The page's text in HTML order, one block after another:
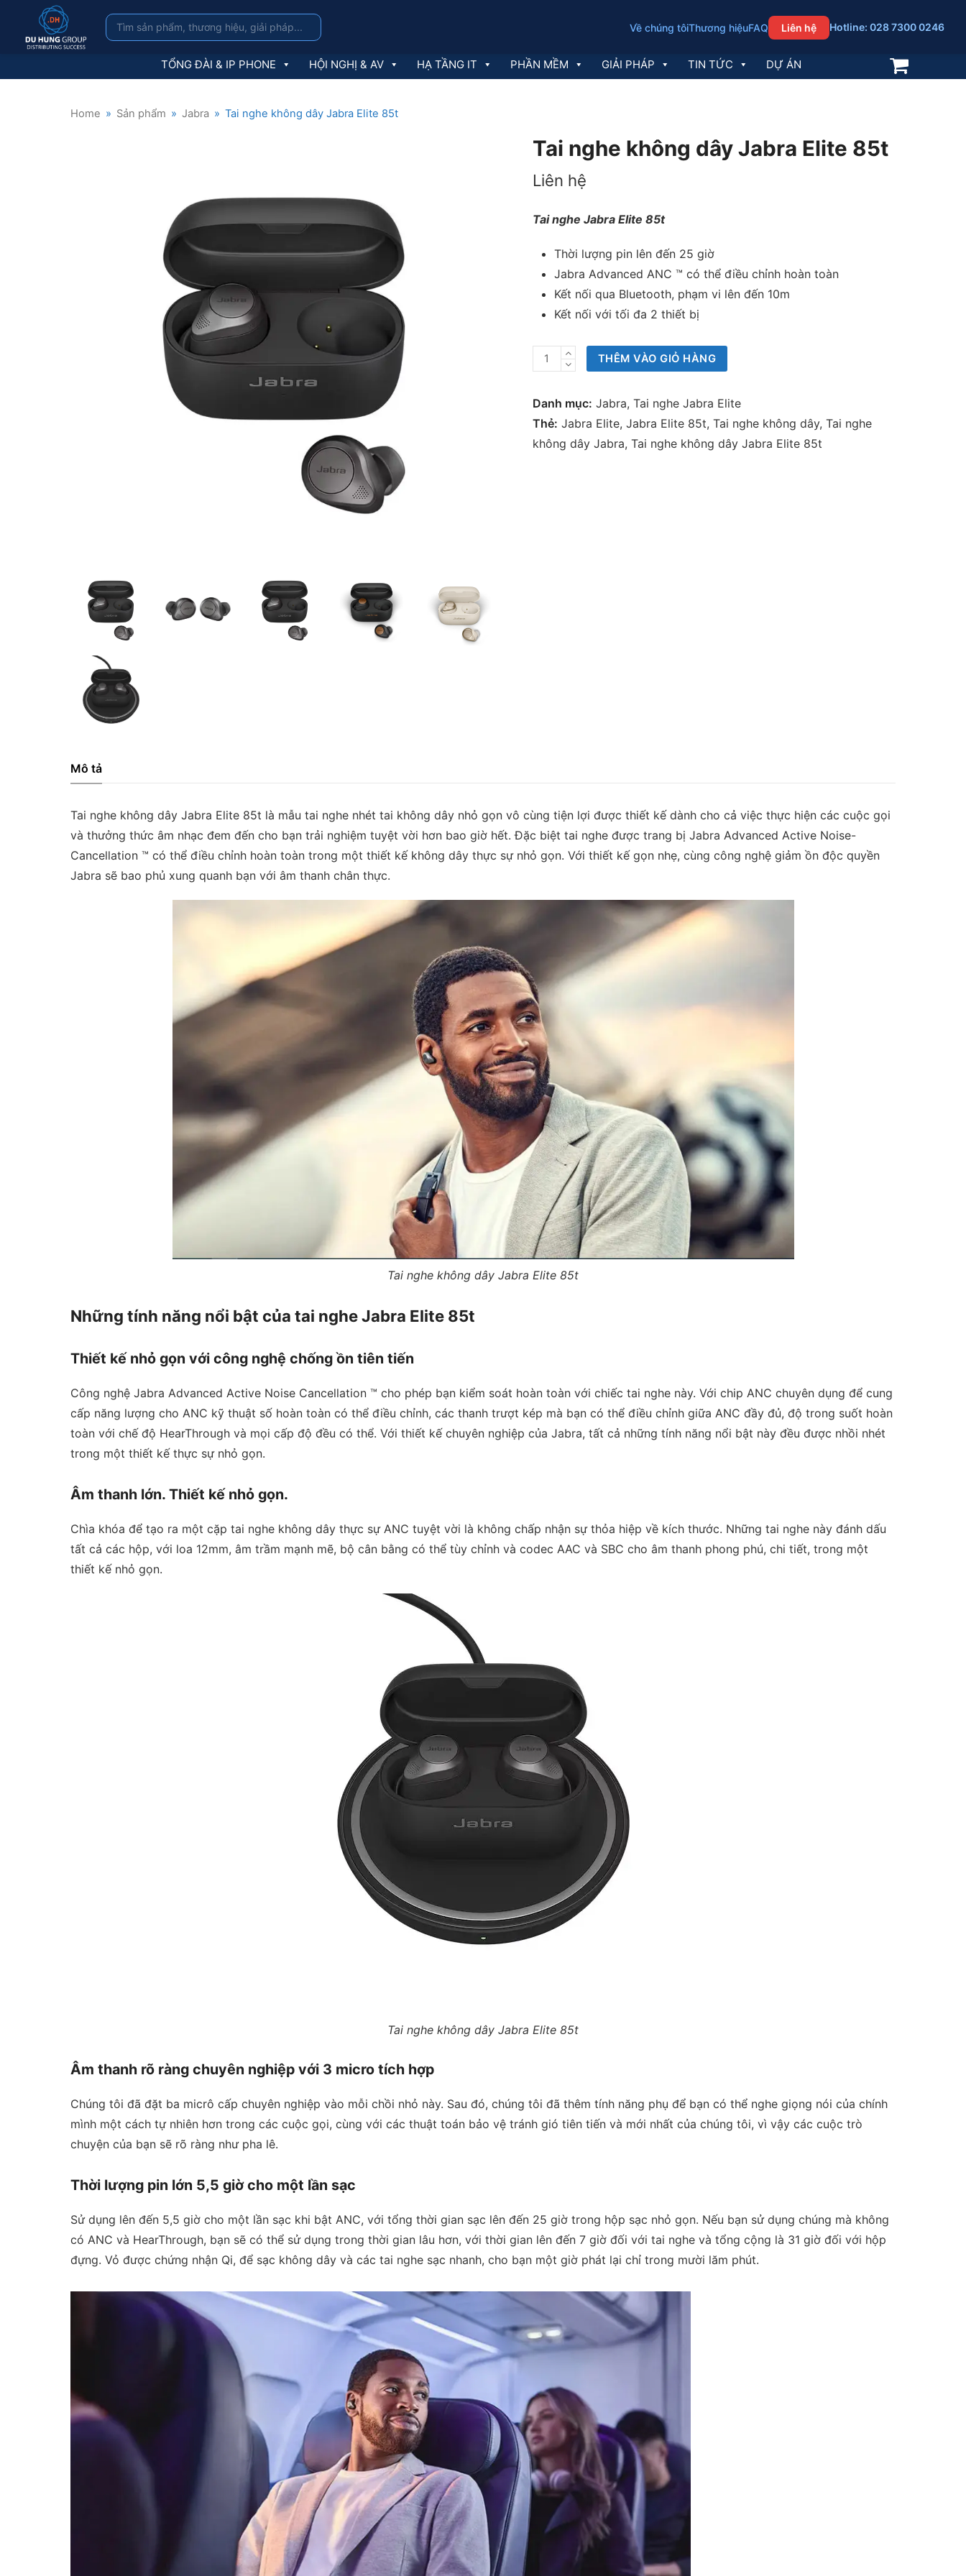
Về chúng tôiThương hiệuFAQ Liên hệ Hotline: 028 7300 0246
TỔNG ĐÀI & IP PHONE HỘI NGHỊ & AV HẠ TẦNG IT PHẦN MỀM GIẢI PHÁP TIN TỨC DỰ ÁN
Home » Sản phẩm » Jabra » Tai nghe không dây Jabra Elite 85t
Tai nghe không dây Jabra Elite 85t
Liên hệ
Tai nghe Jabra Elite 85t
Thời lượng pin lên đến 25 giờ
Jabra Advanced ANC ™ có thể điều chỉnh hoàn toàn
Kết nối qua Bluetooth, phạm vi lên đến 10m
Kết nối với tối đa 2 thiết bị
Tai
nghe
không
dây
Jabra
THÊM VÀO GIỎ HÀNG
Danh mục: Jabra, Tai nghe Jabra Elite
Thẻ: Jabra Elite, Jabra Elite 85t, Tai nghe không dây, Tai nghe
không dây Jabra, Tai nghe không dây Jabra Elite 85t
Mô tả
Tai nghe không dây Jabra Elite 85t là mẫu tai nghe nhét tai không dây nhỏ gọn vô cùng tiện lợi được thiết kế dành cho cả việc thực hiện các cuộc gọi
và thưởng thức âm nhạc đem đến cho bạn trải nghiệm tuyệt vời hơn bao giờ hết. Đặc biệt tai nghe được trang bị Jabra Advanced Active Noise-
Cancellation ™ có thể điều chỉnh hoàn toàn trong một thiết kế không dây thực sự nhỏ gọn. Với thiết kế gọn nhẹ, cùng công nghệ giảm ồn độc quyền
Jabra sẽ bao phủ xung quanh bạn với âm thanh chân thực.
Tai nghe không dây Jabra Elite 85t
Những tính năng nổi bật của tai nghe Jabra Elite 85t
Thiết kế nhỏ gọn với công nghệ chống ồn tiên tiến
Công nghệ Jabra Advanced Active Noise Cancellation ™ cho phép bạn kiểm soát hoàn toàn với chiếc tai nghe này. Với chip ANC chuyên dụng để cung
cấp năng lượng cho ANC kỹ thuật số hoàn toàn có thể điều chỉnh, các thanh trượt kép mà bạn có thể điều chỉnh giữa ANC đầy đủ, độ trong suốt hoàn
toàn với chế độ HearThrough và mọi cấp độ đều có thể. Với thiết kế chuyên nghiệp của Jabra, tất cả những tính năng nổi bật này đều được nhồi nhét
trong một thiết kế thực sự nhỏ gọn.
Âm thanh lớn. Thiết kế nhỏ gọn.
Chìa khóa để tạo ra một cặp tai nghe không dây thực sự ANC tuyệt vời là không chấp nhận sự thỏa hiệp về kích thước. Những tai nghe này đánh dấu
tất cả các hộp, với loa 12mm, âm trầm mạnh mẽ, bộ cân bằng có thể tùy chỉnh và codec AAC và SBC cho âm thanh phong phú, chi tiết, trong một
thiết kế nhỏ gọn.
Tai nghe không dây Jabra Elite 85t
Âm thanh rõ ràng chuyên nghiệp với 3 micro tích hợp
Chúng tôi đã đặt ba micrô cấp chuyên nghiệp vào mỗi chồi nhỏ này. Sau đó, chúng tôi đã thêm tính năng phụ để bạn có thể nghe giọng nói của chính
mình một cách tự nhiên hơn trong các cuộc gọi, cùng với các thuật toán bảo vệ tránh gió tiên tiến và mới nhất của chúng tôi, vì vậy các cuộc trò
chuyện của bạn sẽ rõ ràng như pha lê.
Thời lượng pin lớn 5,5 giờ cho một lần sạc
Sử dụng lên đến 5,5 giờ cho một lần sạc khi bật ANC, với tổng thời gian sạc lên đến 25 giờ trong hộp sạc nhỏ gọn. Nếu bạn sử dụng chúng mà không
có ANC và HearThrough, bạn sẽ có thể sử dụng trong thời gian lâu hơn, với thời gian lên đến 7 giờ đối với tai nghe và tổng cộng là 31 giờ đối với hộp
đựng. Vỏ được chứng nhận Qi, để sạc không dây và các tai nghe sạc nhanh, cho bạn một giờ phát lại chỉ trong mười lăm phút.